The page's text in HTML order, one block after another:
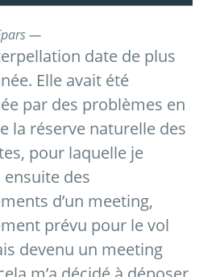
—
date de plus
Elle avait été
par des problèmes en
la réserve naturelle des
pour laquelle je
des
d’un meeting,
prévu pour le vol
devenu un meeting